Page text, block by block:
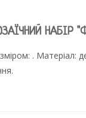
НАБІР
. Матеріал: